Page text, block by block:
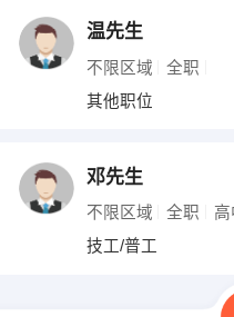
温先生
不限区域 全职
其他职位
邓先生
不限区域 全职 高
技工/普工